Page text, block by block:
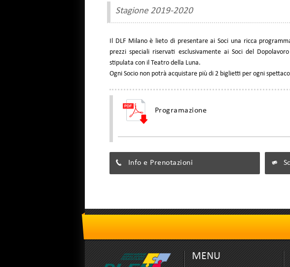
Stagione 2019-2020
Il DLF Milano è lieto di presentare ai Soci una ricca
prezzi speciali riservati esclusivamente ai Soci del
stipulata con il Teatro della Luna.
Ogni Socio non potrà acquistare più di 2 biglietti per ogni
Programazione
Info e Prenotazioni
MENU